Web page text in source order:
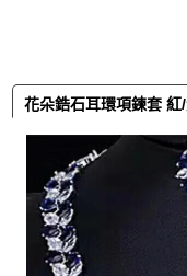
花朵鋯石耳環項鍊套